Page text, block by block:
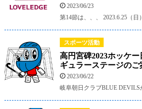
2023/06/23
第14節は、、、 2023.6.25（日
スポーツ活動
高円宮碑2023ホッケ
ギュラーステージのご
2023/06/22
岐阜朝日クラブBLUE